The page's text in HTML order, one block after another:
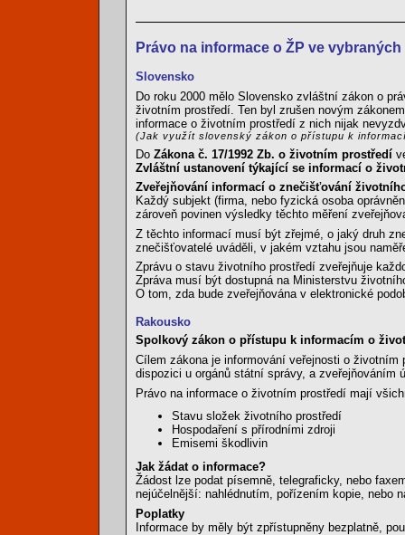
Právo na informace o ŽP ve
Slovensko
Do roku 2000 mělo Slovensko zvláštní zákon o
životním prostředí. Ten byl zrušen novým
informace o životním prostředí z nich nijak
(Jak využít slovenský zákon o přístupu k
Do Zákona č. 17/1992 Zb. o životním prostředí
Zvláštní ustanovení týkající se informací o
Zveřejňování informací o znečišťování
Každý subjekt (firma, nebo fyzická osoba
zároveň povinen výsledky těchto měření
Z těchto informací musí být zřejmé, o jaký druh
znečišťovatelé uváděli, v jakém vztahu jsou
Zprávu o stavu životního prostředí zveřejňuje
Zpráva musí být dostupná na Ministerstvu
O tom, zda bude zveřejňována v elektronické
Rakousko
Spolkový zákon o přístupu k informacím o
Cílem zákona je informování veřejnosti o
dispozici u orgánů státní správy, a zveřejňováním
Právo na informace o životním prostředí mají
Stavu složek životního prostředí
Hospodaření s přírodními zdroji
Emisemi škodlivin
Jak žádat o informace?
Žádost lze podat písemně, telegraficky, nebo
nejúčelnější: nahlédnutím, pořízením kopie, nebo
Poplatky
Informace by měly být zpřístupněny bezplatně,